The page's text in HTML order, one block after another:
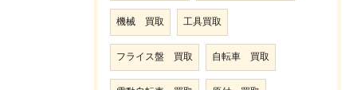
機械 買取 工具買取
フライス盤 買取 自転車 買取